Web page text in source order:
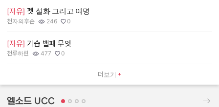
더보기
[자유] 펫 설화 그리고 여명
작성자:
천자의후손
조회수:
246
추천수:
0
[자유] 기습 밸패 무엇
작성자:
천류하린
조회수:
477
추천수:
0
엘소드 UCC